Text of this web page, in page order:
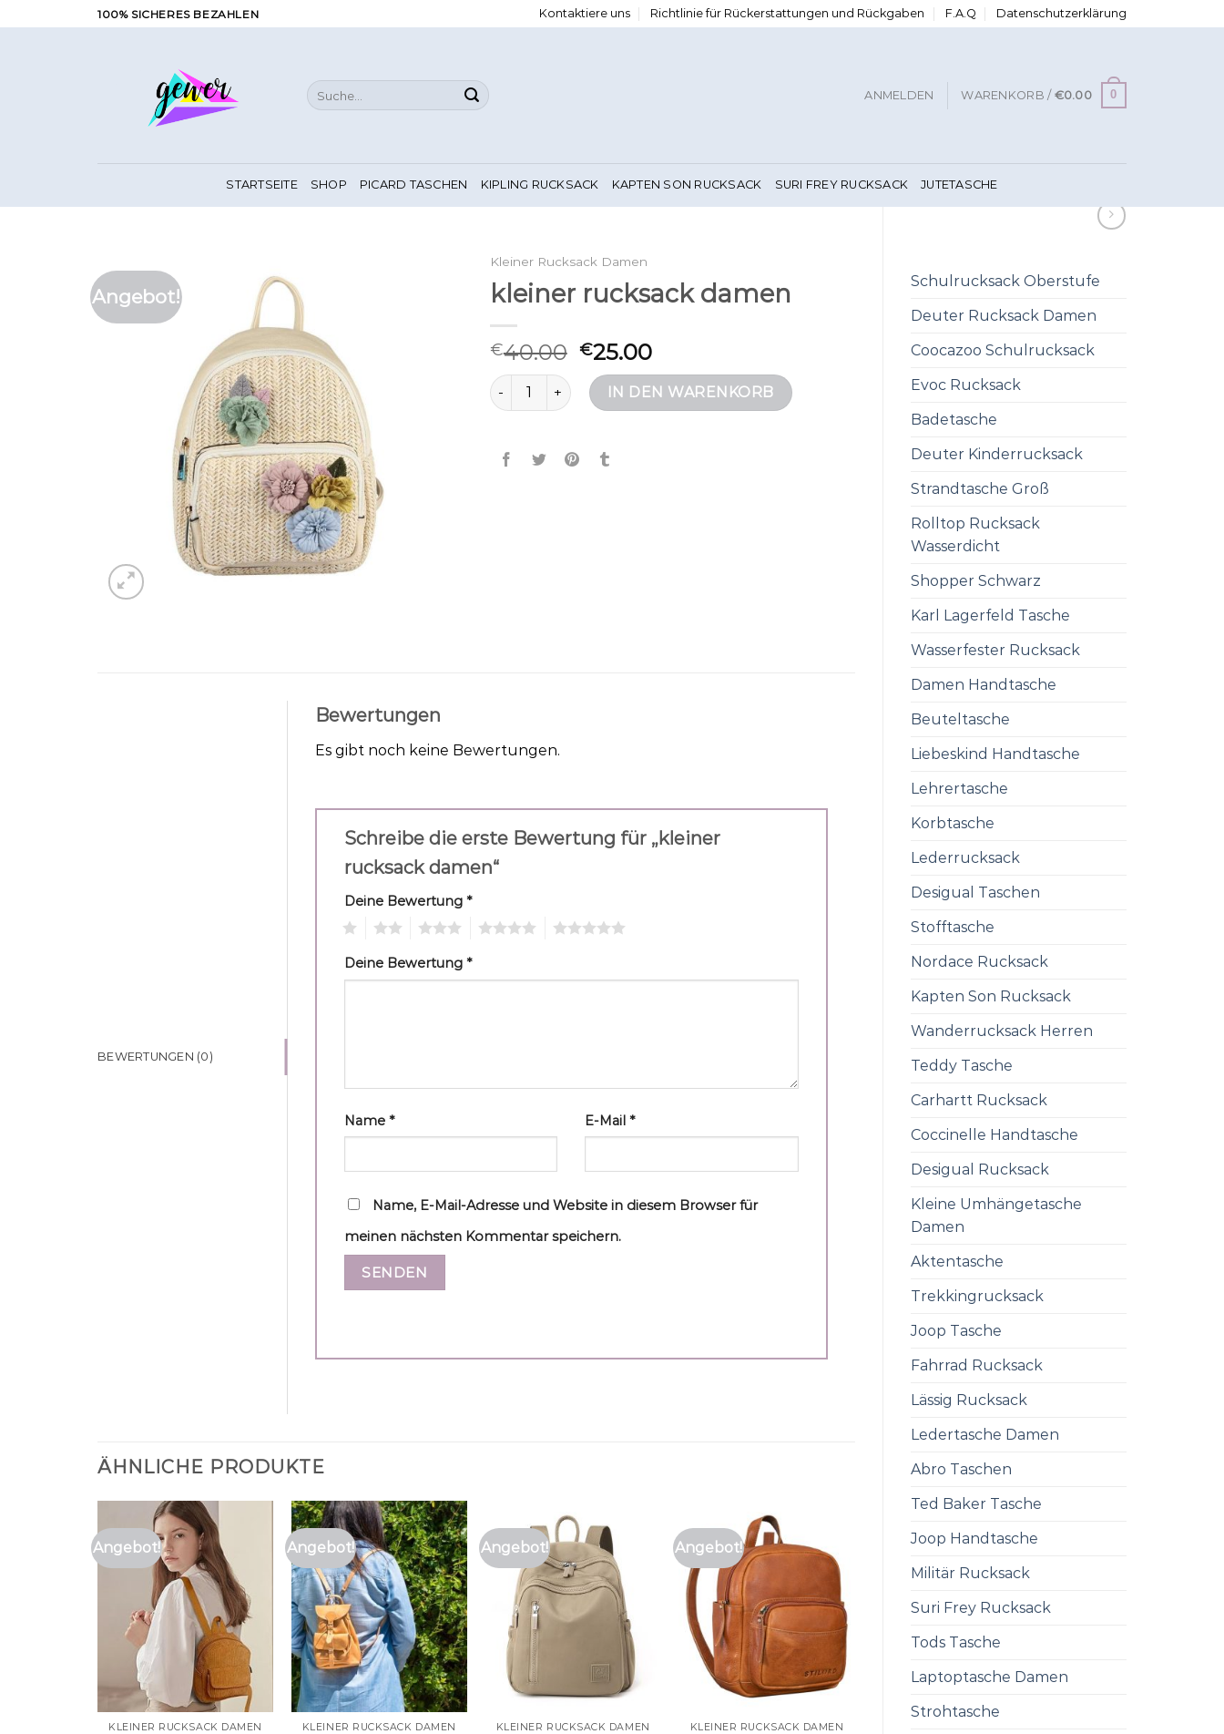
Inhalt
100% SICHERES BEZAHLEN Kontaktiere uns Richtlinie für Rückerstattungen und Rückgaben F.A.Q Datenschutzerklärung
Suche
nach:
ANMELDEN WARENKORB / €0.00 0
STARTSEITE SHOP PICARD TASCHEN KIPLING RUCKSACK KAPTEN SON RUCKSACK SURI FREY RUCKSACK JUTETASCHE
Schulrucksack Oberstufe
Deuter Rucksack Damen
Coocazoo Schulrucksack
Evoc Rucksack
Badetasche
Deuter Kinderrucksack
Strandtasche Groß
Rolltop Rucksack
Wasserdicht
Shopper Schwarz
Karl Lagerfeld Tasche
Wasserfester Rucksack
Damen Handtasche
Beuteltasche
Liebeskind Handtasche
Lehrertasche
Korbtasche
Lederrucksack
Desigual Taschen
Stofftasche
Nordace Rucksack
Kapten Son Rucksack
Wanderrucksack Herren
Teddy Tasche
Carhartt Rucksack
Coccinelle Handtasche
Desigual Rucksack
Kleine Umhängetasche
Damen
Aktentasche
Trekkingrucksack
Joop Tasche
Fahrrad Rucksack
Lässig Rucksack
Ledertasche Damen
Abro Taschen
Ted Baker Tasche
Joop Handtasche
Militär Rucksack
Suri Frey Rucksack
Tods Tasche
Laptoptasche Damen
Strohtasche
Angebot!
Kleiner Rucksack Damen
kleiner rucksack damen
€40.00 €25.00
kleiner rucksack damen Menge
IN DEN WARENKORB
BEWERTUNGEN (0)
Bewertungen
Es gibt noch keine Bewertungen.
Schreibe die erste Bewertung für „kleiner
rucksack damen“
Deine Bewertung *
Deine Bewertung *
Name * E-Mail*
Name, E-Mail-Adresse und Website in diesem Browser für
meinen nächsten Kommentar speichern.
ÄHNLICHE PRODUKTE
Angebot!
KLEINER RUCKSACK DAMEN
Angebot!
KLEINER RUCKSACK DAMEN
Angebot!
KLEINER RUCKSACK DAMEN
Angebot!
KLEINER RUCKSACK DAMEN